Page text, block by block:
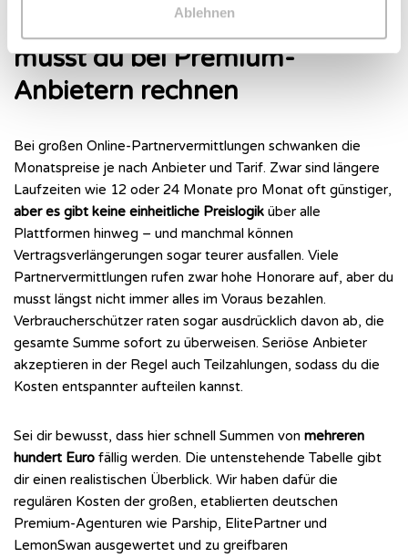
Ablehnen
Mit diesen Durchschnittskosten
musst du bei Premium-
Anbietern rechnen
Bei großen Online-Partnervermittlungen schwanken die
Monatspreise je nach Anbieter und Tarif. Zwar sind längere
Laufzeiten wie 12 oder 24 Monate pro Monat oft günstiger,
aber es gibt keine einheitliche Preislogik über alle
Plattformen hinweg – und manchmal können
Vertragsverlängerungen sogar teurer ausfallen. Viele
Partnervermittlungen rufen zwar hohe Honorare auf, aber du
musst längst nicht immer alles im Voraus bezahlen.
Verbraucherschützer raten sogar ausdrücklich davon ab, die
gesamte Summe sofort zu überweisen. Seriöse Anbieter
akzeptieren in der Regel auch Teilzahlungen, sodass du die
Kosten entspannter aufteilen kannst.
Sei dir bewusst, dass hier schnell Summen von mehreren
hundert Euro fällig werden. Die untenstehende Tabelle gibt
dir einen realistischen Überblick. Wir haben dafür die
regulären Kosten der großen, etablierten deutschen
Premium-Agenturen wie Parship, ElitePartner und
LemonSwan ausgewertet und zu greifbaren